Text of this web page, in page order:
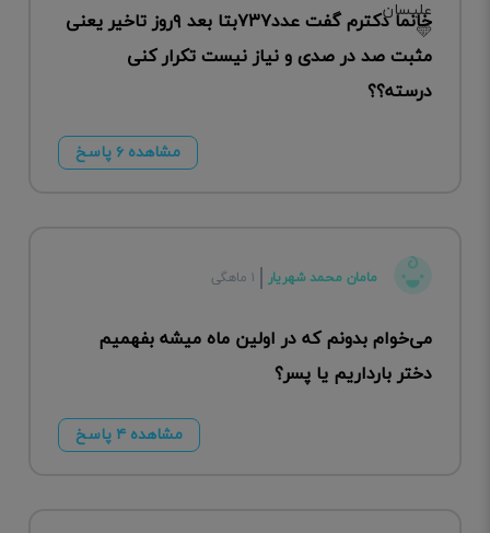
خانما دکترم گفت عدد۷۳۷بتا بعد ۹روز تاخیر یعنی
مثبت صد در صدی و نیاز نیست تکرار کنی
درسته؟؟
مشاهده ۶ پاسخ
مامان محمد شهریار ۱ ماهگی
می‌خوام بدونم که در اولین ماه میشه بفهمیم
دختر بارداریم یا پسر؟
مشاهده ۴ پاسخ